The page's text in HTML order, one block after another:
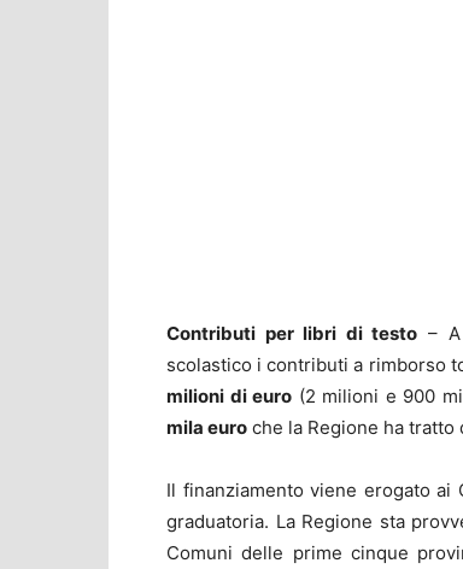
Contributi per libri di testo –
scolastico i contributi a rimborso
milioni di euro (2 milioni e 900
mila euro che la Regione ha
Il finanziamento viene erogato ai
graduatoria. La Regione sta
Comuni delle prime cinque